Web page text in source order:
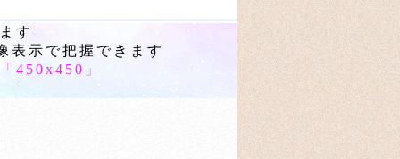
す
示で把握できます
450x450 」